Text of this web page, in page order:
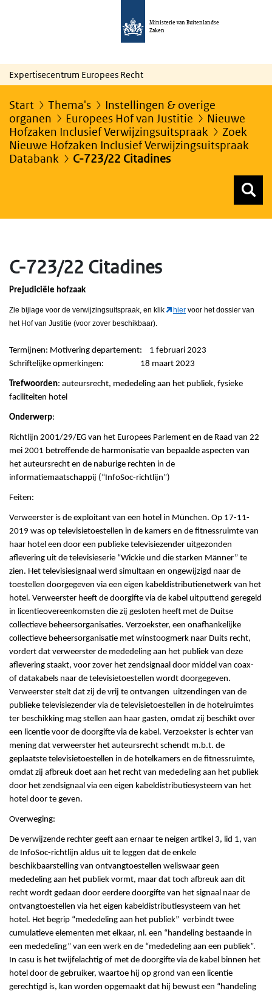
Ministerie van Buitenlandse
Zaken
Expertisecentrum Europees Recht
Start Thema's
Instellingen & overige
organen
Europees Hof van Justitie
Nieuwe
Hofzaken Inclusief Verwijzingsuitspraak
Zoek
Nieuwe Hofzaken Inclusief Verwijzingsuitspraak
Databank
C-723/22 Citadines
C-723/22 Citadines
Prejudiciële hofzaak
Zie bijlage voor de verwijzingsuitspraak, en klik hier voor het dossier van
het Hof van Justitie (voor zover beschikbaar).
Termijnen: Motivering departement: 1 februari 2023
Schriftelijke opmerkingen: 18 maart 2023
Trefwoorden: auteursrecht, mededeling aan het publiek, fysieke
faciliteiten hotel
Onderwerp:
Richtlijn 2001/29/EG van het Europees Parlement en de Raad van 22
mei 2001 betreffende de harmonisatie van bepaalde aspecten van
het auteursrecht en de naburige rechten in de
informatiemaatschappij (“InfoSoc-richtlijn”)
Feiten:
Verweerster is de exploitant van een hotel in München. Op 17-11-
2019 was op televisietoestellen in de kamers en de fitnessruimte van
haar hotel een door een publieke televisiezender uitgezonden
aflevering uit de televisieserie “Wickie und die starken Männer” te
zien. Het televisiesignaal werd simultaan en ongewijzigd naar de
toestellen doorgegeven via een eigen kabeldistributienetwerk van het
hotel. Verweerster heeft de doorgifte via de kabel uitputtend geregeld
in licentieovereenkomsten die zij gesloten heeft met de Duitse
collectieve beheersorganisaties. Verzoekster, een onafhankelijke
collectieve beheersorganisatie met winstoogmerk naar Duits recht,
vordert dat verweerster de mededeling aan het publiek van deze
aflevering staakt, voor zover het zendsignaal door middel van coax-
of datakabels naar de televisietoestellen wordt doorgegeven.
Verweerster stelt dat zij de vrij te ontvangen uitzendingen van de
publieke televisiezender via de televisietoestellen in de hotelruimtes
ter beschikking mag stellen aan haar gasten, omdat zij beschikt over
een licentie voor de doorgifte via de kabel. Verzoekster is echter van
mening dat verweerster het auteursrecht schendt m.b.t. de
geplaatste televisietoestellen in de hotelkamers en de fitnessruimte,
omdat zij afbreuk doet aan het recht van mededeling aan het publiek
door het zendsignaal via een eigen kabeldistributiesysteem van het
hotel door te geven.
Overweging:
De verwijzende rechter geeft aan ernaar te neigen artikel 3, lid 1, van
de InfoSoc-richtlijn aldus uit te leggen dat de enkele
beschikbaarstelling van ontvangtoestellen weliswaar geen
mededeling aan het publiek vormt, maar dat toch afbreuk aan dit
recht wordt gedaan door eerdere doorgifte van het signaal naar de
ontvangtoestellen via het eigen kabeldistributiesysteem van het
hotel. Het begrip “mededeling aan het publiek” verbindt twee
cumulatieve elementen met elkaar, nl. een “handeling bestaande in
een mededeling” van een werk en de “mededeling aan een publiek”.
In casu is het twijfelachtig of met de doorgifte via de kabel binnen het
hotel door de gebruiker, waartoe hij op grond van een licentie
gerechtigd is, kan worden opgemaakt dat hij bewust een “handeling